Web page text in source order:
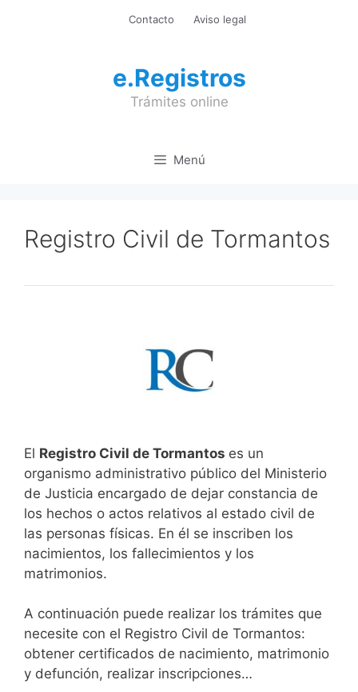
Contacto Aviso legal
e.Registros
Trámites online
Menú
Registro Civil de Tormantos
El Registro Civil de Tormantos es un
organismo administrativo público del Ministerio
de Justicia encargado de dejar constancia de
los hechos o actos relativos al estado civil de
las personas físicas. En él se inscriben los
nacimientos, los fallecimientos y los
matrimonios.
A continuación puede realizar los trámites que
necesite con el Registro Civil de Tormantos:
obtener certificados de nacimiento, matrimonio
y defunción, realizar inscripciones…